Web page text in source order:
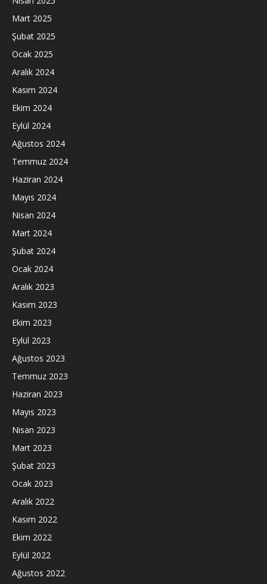
Mart 2025
Şubat 2025
Ocak 2025
Aralık 2024
Kasım 2024
Ekim 2024
Eylül 2024
Ağustos 2024
Temmuz 2024
Haziran 2024
Mayıs 2024
Nisan 2024
Mart 2024
Şubat 2024
Ocak 2024
Aralık 2023
Kasım 2023
Ekim 2023
Eylül 2023
Ağustos 2023
Temmuz 2023
Haziran 2023
Mayıs 2023
Nisan 2023
Mart 2023
Şubat 2023
Ocak 2023
Aralık 2022
Kasım 2022
Ekim 2022
Eylül 2022
Ağustos 2022